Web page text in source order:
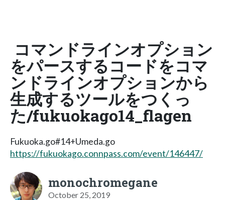
コマンドラインオプション
をパースするコードをコマ
ンドラインオプションから
生成するツールをつくっ
た/fukuokago14_flagen
Fukuoka.go#14+Umeda.go
https://fukuokago.connpass.com/event/146447/
monochromegane
October 25, 2019